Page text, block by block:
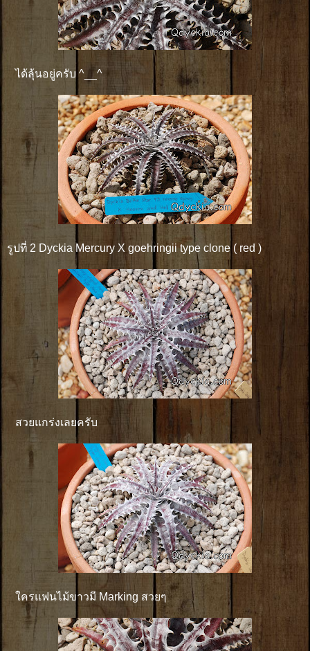
ได้ลุ้นอยู่ครับ ^__^
รูปที่ 2 Dyckia Mercury X goehringii type clone ( red )
สวยแกร่งเลยครับ
ใครแฟนไม้ขาวมี Marking สวยๆ